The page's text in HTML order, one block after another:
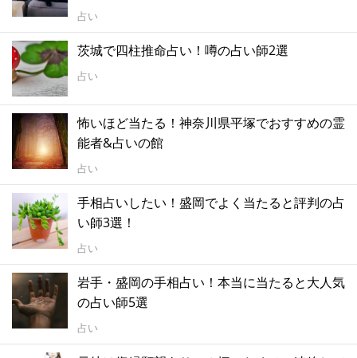
占い
茨城で四柱推命占い！噂の占い師2選
占い
怖いほど当たる！神奈川県平塚でおすすめの霊
能者&占いの館
占い
手相占いしたい！盛岡でよく当たると評判の占
い師3選！
占い
岩手・盛岡の手相占い！本当に当たると大人気
の占い師5選
占い